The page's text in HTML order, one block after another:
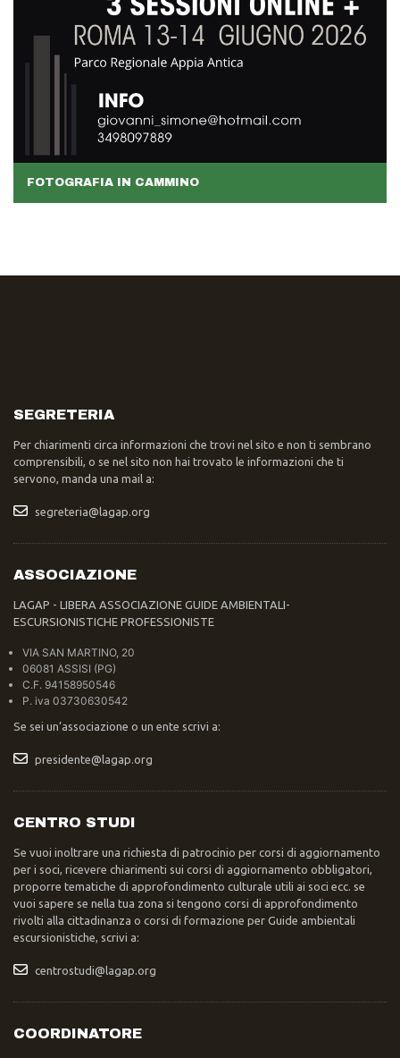
FOTOGRAFIA IN CAMMINO
SEGRETERIA
Per chiarimenti circa informazioni che trovi nel sito e non ti sembrano
comprensibili, o se nel sito non hai trovato le informazioni che ti
servono, manda una mail a:
segreteria@lagap.org
ASSOCIAZIONE
LAGAP - LIBERA ASSOCIAZIONE GUIDE AMBIENTALI-
ESCURSIONISTICHE PROFESSIONISTE
VIA SAN MARTINO, 20
06081 ASSISI (PG)
C.F. 94158950546
P. iva 03730630542
Se sei un’associazione o un ente scrivi a:
presidente@lagap.org
CENTRO STUDI
Se vuoi inoltrare una richiesta di patrocinio per corsi di aggiornamento
per i soci, ricevere chiarimenti sui corsi di aggiornamento obbligatori,
proporre tematiche di approfondimento culturale utili ai soci ecc. se
vuoi sapere se nella tua zona si tengono corsi di approfondimento
rivolti alla cittadinanza o corsi di formazione per Guide ambientali
escursionistiche, scrivi a:
centrostudi@lagap.org
COORDINATORE